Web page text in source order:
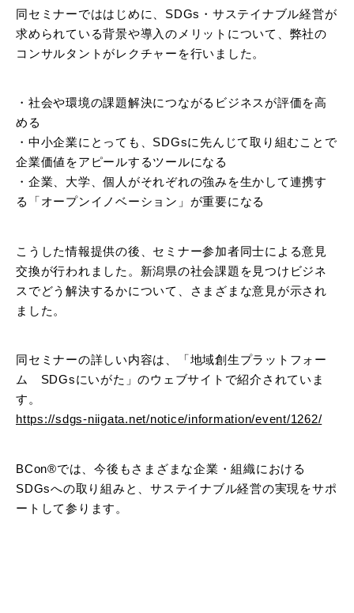
同セミナーでははじめに、SDGs・サステイナブル経営が
求められている背景や導入のメリットについて、弊社の
コンサルタントがレクチャーを行いました。
・社会や環境の課題解決につながるビジネスが評価を高
める
・中小企業にとっても、SDGsに先んじて取り組むことで
企業価値をアピールするツールになる
・企業、大学、個人がそれぞれの強みを生かして連携す
る「オープンイノベーション」が重要になる
こうした情報提供の後、セミナー参加者同士による意見
交換が行われました。新潟県の社会課題を⾒つけビジネ
スでどう解決するかについて、さまざまな意見が示され
ました。
同セミナーの詳しい内容は、「地域創生プラットフォー
ム SDGsにいがた」のウェブサイトで紹介されていま
す。
https://sdgs-niigata.net/notice/information/event/1262/
BCon®では、今後もさまざまな企業・組織における
SDGsへの取り組みと、サステイナブル経営の実現をサポ
ートして参ります。